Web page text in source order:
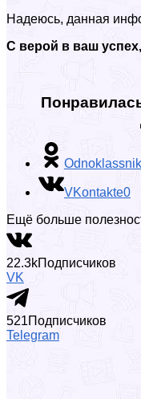
Надеюсь, данная
С верой в ваш
VKontakte0
Ещё больше
22.3kПодписчиков
VK
521Подписчиков
Telegram